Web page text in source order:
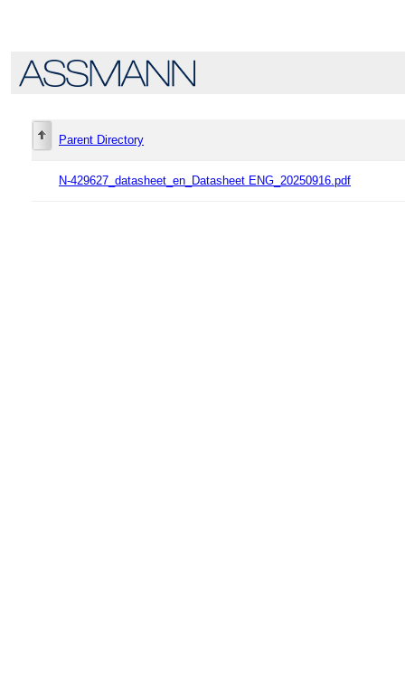
Parent Directory
N-429627_datasheet_en_Datasheet ENG_20250916.pdf